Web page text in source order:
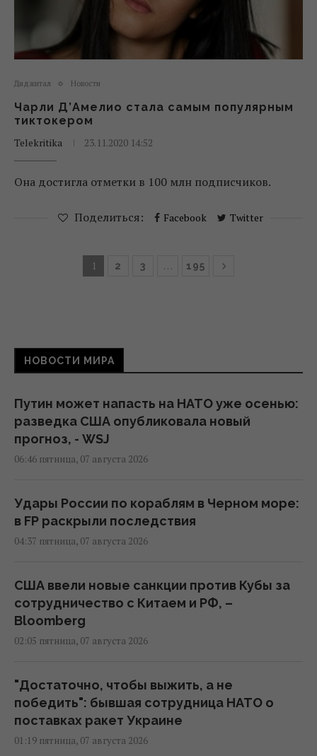
Диджитал Новости
Чарли Д’Амелио стала самым популярным
тиктокером
Telekritika
23.11.2020 14:52
Она достигла отметки в 100 млн подписчиков.
Поделиться: Facebook Twitter
1 2 3 … 195
НОВОСТИ МИРА
Путин может напасть на НАТО уже осенью:
разведка США опубликовала новый
прогноз, - WSJ
06:46 пятница, 07 августа 2026
Удары России по кораблям в Черном море:
в FP раскрыли последствия
04:37 пятница, 07 августа 2026
США ввели новые санкции против Кубы за
сотрудничество с Китаем и РФ, –
Bloomberg
02:05 пятница, 07 августа 2026
"Достаточно, чтобы выжить, а не
победить": бывшая сотрудница НАТО о
поставках ракет Украине
01:19 пятница, 07 августа 2026